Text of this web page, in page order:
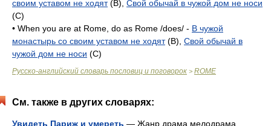
своим уставом не ходят(B), Свой обычай в чужой дом не носи
(C)
• When you are at Rome, do as Rome /does/ - В чужой
монастырь со своим уставом не ходят(B), Свой обычай в
чужой дом не носи (C)
Русско-английский словарь пословиц и поговорок > ROME
См. также в других словарях:
Увидеть Париж и умереть — Жанр драма мелодрама